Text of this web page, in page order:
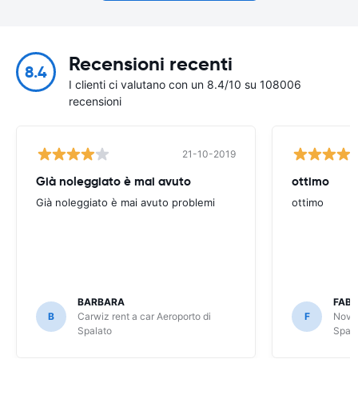
8.4 Recensioni recenti
I clienti ci valutano con un 8.4/10 su 108006
recensioni
21-10-2019
Già noleggiato è mai avuto
Già noleggiato è mai avuto problemi
B
BARBARA
Carwiz rent a car Aeroporto di
Spalato
ottimo
ottimo
F